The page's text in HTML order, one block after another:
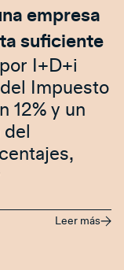
empresa
suficiente
I+D+i
Impuesto
12% y un
Leer más